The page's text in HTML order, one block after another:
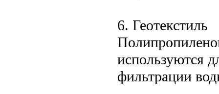
6. Геотекстиль
используются
фильтрации